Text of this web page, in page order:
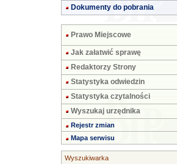
Dokumenty do pobrania
Prawo Miejscowe
Jak załatwić sprawę
Redaktorzy Strony
Statystyka odwiedzin
Statystyka czytalności
Wyszukaj urzędnika
Rejestr zmian
Mapa serwisu
Wyszukiwarka